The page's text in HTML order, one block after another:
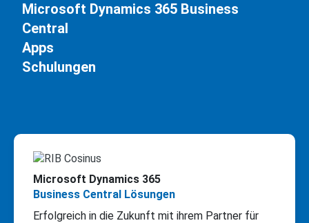
Microsoft Dynamics 365 Business
Central
Apps
Schulungen
Microsoft Dynamics 365
Business Central Lösungen
Erfolgreich in die Zukunft mit ihrem Partner für